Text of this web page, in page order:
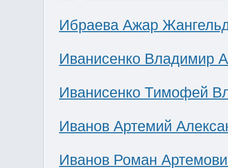
Ибраева Ажар
Иванисенко Владимир
Иванисенко Тимофей
Иванов Артемий
Иванов Роман